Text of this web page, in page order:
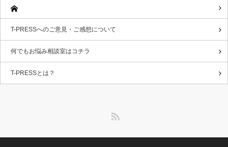
T-PRESSへのご意見・ご感想について
何でもお悩み相談室はコチラ
T-PRESSとは？